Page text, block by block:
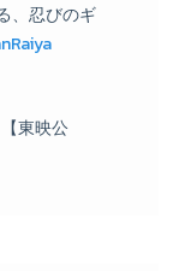
、忍びのギ
東映公